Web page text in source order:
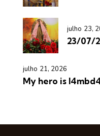
julho 23,
23/07/
julho 21, 2026
My hero is